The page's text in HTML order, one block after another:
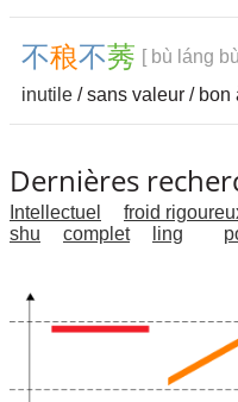
不稂不莠 [ bù láng
inutile / sans valeur / bon
Dernières
Intellectuel froid
shu
complet ling